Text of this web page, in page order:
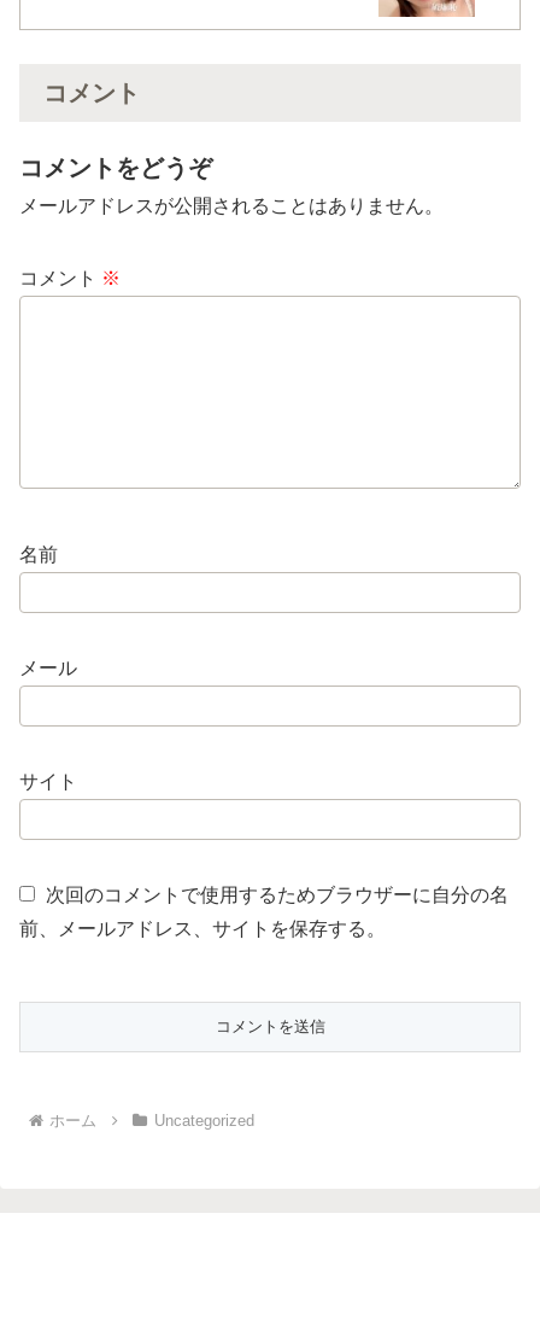
コメント
コメントをどうぞ
メールアドレスが公開されることはありません。
コメント ※
名前
メール
サイト
次回のコメントで使用するためブラウザーに自分の名
前、メールアドレス、サイトを保存する。
ホーム Uncategorized